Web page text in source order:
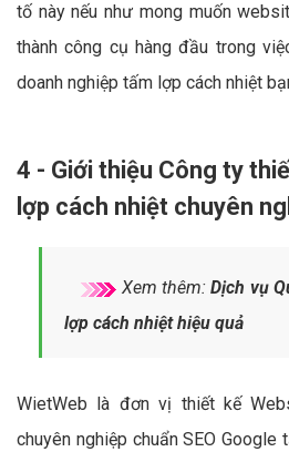
tố này nếu như mong muốn
thành công cụ hàng đầu trong
doanh nghiệp tấm lợp cách nhiệt
4 - Giới thiệu Công ty
lợp cách nhiệt chuyên
Xem thêm:Dịch vụ
lợp cách nhiệt hiệu quả
WietWeb là đơn vị thiết kế
chuyên nghiệp chuẩn SEO Google